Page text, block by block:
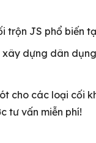
trộn JS phổ biến
dựng dân
cho các loại cối
tư vấn miễn phí!